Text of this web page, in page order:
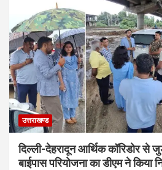
उत्तराखण्ड
दिल्ली-देहरादून आर्थिक कॉरिडोर से
बाईपास परियोजना का डीएम ने किया